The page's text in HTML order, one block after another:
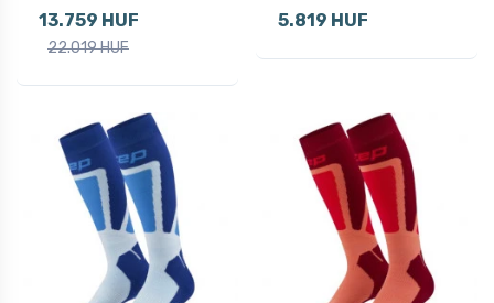
13.759 HUF
22.019 HUF
5.819 HUF